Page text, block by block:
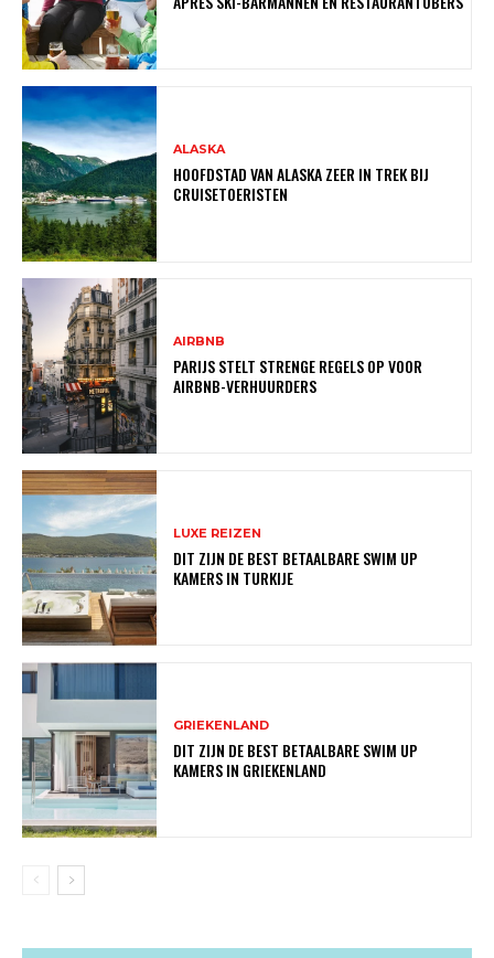
ALASKA
HOOFDSTAD VAN ALASKA ZEER IN TREK BIJ
CRUISETOERISTEN
AIRBNB
PARIJS STELT STRENGE REGELS OP VOOR
AIRBNB-VERHUURDERS
LUXE REIZEN
DIT ZIJN DE BEST BETAALBARE SWIM UP
KAMERS IN TURKIJE
GRIEKENLAND
DIT ZIJN DE BEST BETAALBARE SWIM UP
KAMERS IN GRIEKENLAND